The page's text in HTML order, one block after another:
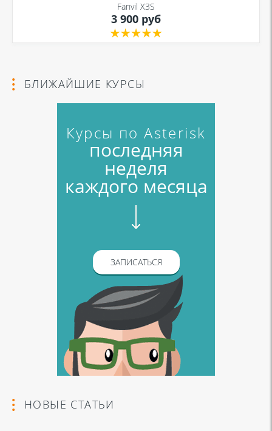
Fanvil X3S
3 900 руб
БЛИЖАЙШИЕ КУРСЫ
Курсы по Asterisk
последняя
неделя
каждого месяца
ЗАПИСАТЬСЯ
НОВЫЕ СТАТЬИ